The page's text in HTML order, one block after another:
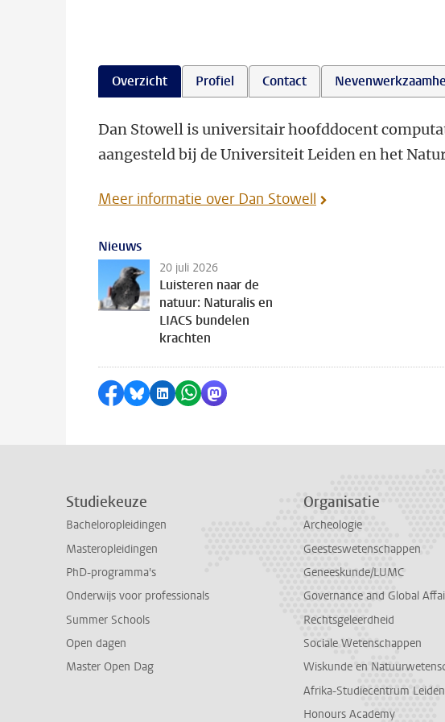
Overzicht Profiel Contact
Dan Stowell is universitair hoofddocent
aangesteld bij de Universiteit Leiden en het
Meer informatie over Dan Stowell
Nieuws
20 juli 2026
Luisteren naar de
natuur: Naturalis en
LIACS bundelen
krachten
Delen op Facebook
Delen via Bluesky
Delen op LinkedIn
Delen via WhatsApp
Delen via Mastodon
Studiekeuze
Bacheloropleidingen
Masteropleidingen
PhD-programma's
Onderwijs voor professionals
Summer Schools
Open dagen
Master Open Dag
Organisatie
Archeologie
Geesteswetenschappen
Geneeskunde/LUMC
Governance and Global
Rechtsgeleerdheid
Sociale Wetenschappen
Wiskunde en
Afrika-Studiecentrum Leiden
Honours Academy